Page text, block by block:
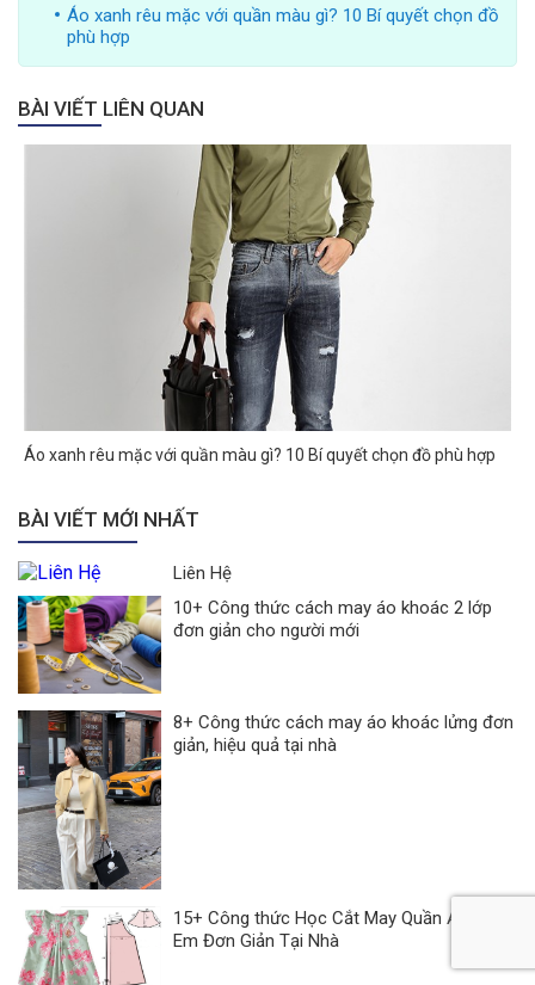
Áo xanh rêu mặc với quần màu gì? 10 Bí quyết chọn đồ
phù hợp
BÀI VIẾT LIÊN QUAN
Áo xanh rêu mặc với quần màu gì? 10 Bí quyết chọn đồ phù hợp
BÀI VIẾT MỚI NHẤT
Liên Hệ
10+ Công thức cách may áo khoác 2 lớp
đơn giản cho người mới
8+ Công thức cách may áo khoác lửng đơn
giản, hiệu quả tại nhà
15+ Công thức Học Cắt May Quần Áo Trẻ
Em Đơn Giản Tại Nhà